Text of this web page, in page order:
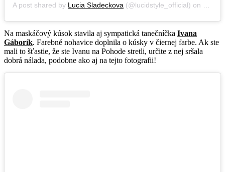
A post shared by Lucia Sladeckova (@lucidstyle_official) on
Na maskáčový kúsok stavila aj sympatická tanečníčka Ivana
Gáborík. Farebné nohavice doplnila o kúsky v čiernej farbe. Ak ste
mali to šťastie, že ste Ivanu na Pohode stretli, určite z nej sršala
dobrá nálada, podobne ako aj na tejto fotografii!